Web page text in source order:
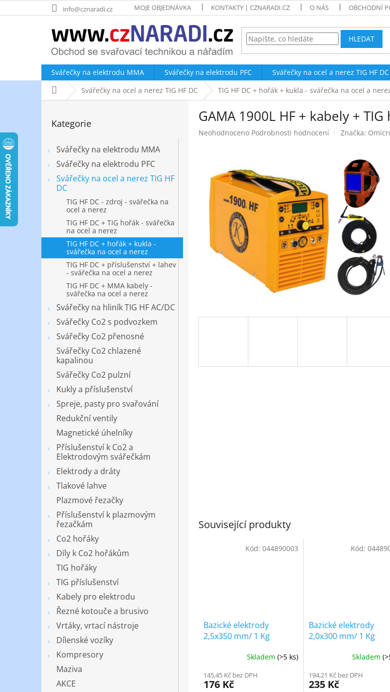
na
info@cznaradi.cz MOJE OBJEDNÁVKA KONTAKTY | CZNARADI.CZ O NÁS OBCHODNÍ
HLEDAT
Svářečky na elektrodu MMA Svářečky na elektrodu PFC Svářečky na ocel a nerez TIG HF DC
Domů Svářečky na ocel a nerez TIG HF DC TIG HF DC + hořák + kukla - svářečka na ocel a
e
kategorie
Kategorie
Svářečky na elektrodu MMA
Svářečky na elektrodu PFC
Svářečky na ocel a nerez TIG HF
DC
TIG HF DC - zdroj - svářečka na
ocel a nerez
TIG HF DC + TIG hořák - svářečka
na ocel a nerez
TIG HF DC + hořák + kukla -
svářečka na ocel a nerez
TIG HF DC + příslušenství + lahev
- svářečka na ocel a nerez
TIG HF DC + MMA kabely -
svářečka na ocel a nerez
Svářečky na hliník TIG HF AC/DC
Svářečky Co2 s podvozkem
Svářečky Co2 přenosné
Svářečky Co2 chlazené
kapalinou
Svářečky Co2 pulzní
Kukly a příslušenství
Spreje, pasty pro svařování
Redukční ventily
Magnetické úhelníky
Příslušenství k Co2 a
Elektrodovým svářečkám
Elektrody a dráty
Tlakové lahve
Plazmové řezačky
Příslušenství k plazmovým
řezačkám
Co2 hořáky
Díly k Co2 hořákům
TIG hořáky
TIG příslušenství
Kabely pro elektrodu
Řezné kotouče a brusivo
Vrtáky, vrtací nástroje
Dílenské vozíky
Kompresory
Maziva
AKCE
GAMA 1900L HF + kabely +
Průměrné
hvězdiček.
Neohodnoceno Podrobnosti hodnocení Značka:
Související produkty
Bazické elektrody
2,5x350 mm/ 1 Kg
Skladem (>5 ks)
145,45 Kč bez DPH
176 Kč
Kód: 044890003
Bazické elektrody
2,0x300 mm/ 1 Kg
Skladem
194,21 Kč bez DPH
235 Kč
Kód: